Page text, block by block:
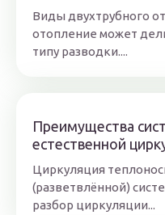
Виды двухтрубного
отопление может
типу разводки....
Преимущества
естественной
Циркуляция
(разветвлённой)
разбор циркуляции...